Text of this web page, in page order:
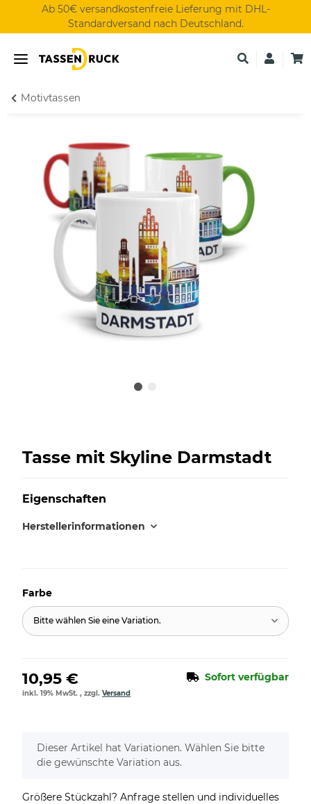
Ab 50€ versandkostenfreie Lieferung mit DHL-
Standardversand nach Deutschland.
Motivtassen
Tasse mit Skyline Darmstadt
Eigenschaften
Herstellerinformationen
Farbe
Bitte wählen Sie eine Variation.
10,95 € Sofort verfügbar
inkl. 19% MwSt. , zzgl. Versand
x
Dieser Artikel hat Variationen. Wählen Sie bitte
die gewünschte Variation aus.
Größere Stückzahl? Anfrage stellen und individuelles